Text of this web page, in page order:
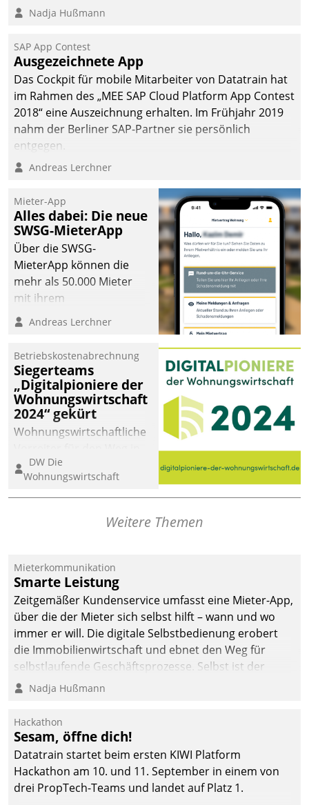
Nadja Hußmann
SAP App Contest
Ausgezeichnete App
Das Cockpit für mobile Mitarbeiter von Datatrain hat
im Rahmen des „MEE SAP Cloud Platform App Contest
2018“ eine Auszeichnung erhalten. Im Frühjahr 2019
nahm der Berliner SAP-Partner sie persönlich
entgegen.
Andreas Lerchner
Mieter-App
Alles dabei: Die neue
SWSG-MieterApp
Über die SWSG-
MieterApp können die
mehr als 50.000 Mieter
mit ihrem
Wohnungsunternehmen
kommunizieren, auf dem
einsehen und ändern
oder
Schadensmeldungen
abgeben – rund um die
Uhr.
Andreas Lerchner
Betriebskostenabrechnung
Siegerteams
„Digitalpioniere der
Wohnungswirtschaft
2024“ gekürt
Wohnungswirtschaftliche
eine digitale Zukunft zu
finden, ist das Ziel des
Awards „Digitalpioniere
Wohnungswirtschaft“.
dafür ein Team
bestehend aus
Wohnungsunternehmen
und PropTech.
DW Die
Wohnungswirtschaft
Weitere Themen
Mieterkommunikation
Smarte Leistung
Zeitgemäßer Kundenservice umfasst eine Mieter-App,
über die der Mieter sich selbst hilft – wann und wo
immer er will. Die digitale Selbstbedienung erobert
die Immobilienwirtschaft und ebnet den Weg für
selbstlaufende Geschäftsprozesse. Selbst ist der
Kunde und smart der Serviceanbieter.
Nadja Hußmann
Hackathon
Sesam, öffne dich!
Datatrain startet beim ersten KIWI Platform
Hackathon am 10. und 11. September in einem von
drei PropTech-Teams und landet auf Platz 1.